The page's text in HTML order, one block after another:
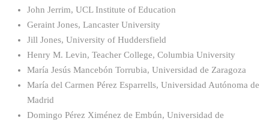
John Jerrim, UCL Institute of Education
Geraint Jones, Lancaster University
Jill Jones, University of Huddersfield
Henry M. Levin, Teacher College, Columbia University
María Jesús Mancebón Torrubia, Universidad de Zaragoza
María del Carmen Pérez Esparrells, Universidad Autónoma de
Madrid
Domingo Pérez Ximénez de Embún, Universidad de